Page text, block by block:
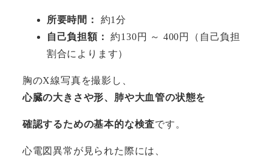
所要時間：
約1分
自己負担額：
約130円 ～ 400円（自己負担
割合によります）
胸のX線写真を撮影し、
心臓の大きさや形、肺や大血管の状態を
確認するための基本的な検査です。
心電図異常が見られた際には、